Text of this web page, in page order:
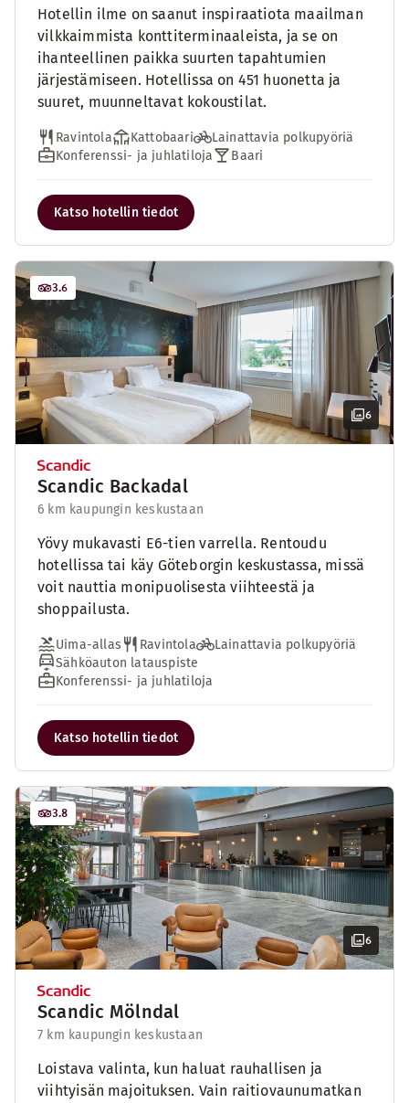
Hotellin ilme on saanut inspiraatiota maailman
vilkkaimmista konttiterminaaleista, ja se on
ihanteellinen paikka suurten tapahtumien
järjestämiseen. Hotellissa on 451 huonetta ja
suuret, muunneltavat kokoustilat.
Ravintola Kattobaari
Lainattavia polkupyöriä
Konferenssi- ja juhlatiloja
Baari
Katso hotellin tiedot
6
3.6
Scandic Backadal
6 km kaupungin keskustaan
Yövy mukavasti E6-tien varrella. Rentoudu
hotellissa tai käy Göteborgin keskustassa, missä
voit nauttia monipuolisesta viihteestä ja
shoppailusta.
Uima-allas Ravintola
Lainattavia polkupyöriä
Sähköauton latauspiste
Konferenssi- ja juhlatiloja
Katso hotellin tiedot
6
3.8
Scandic Mölndal
7 km kaupungin keskustaan
Loistava valinta, kun haluat rauhallisen ja
viihtyisän majoituksen. Vain raitiovaunumatkan